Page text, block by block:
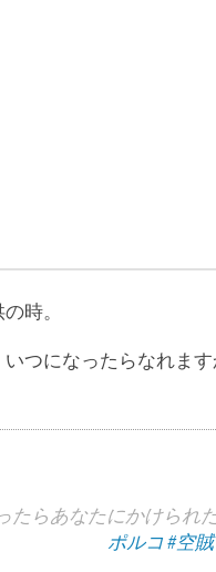
時。
つになったらなれます
たらあなたにかけられ
ポルコ#空賊